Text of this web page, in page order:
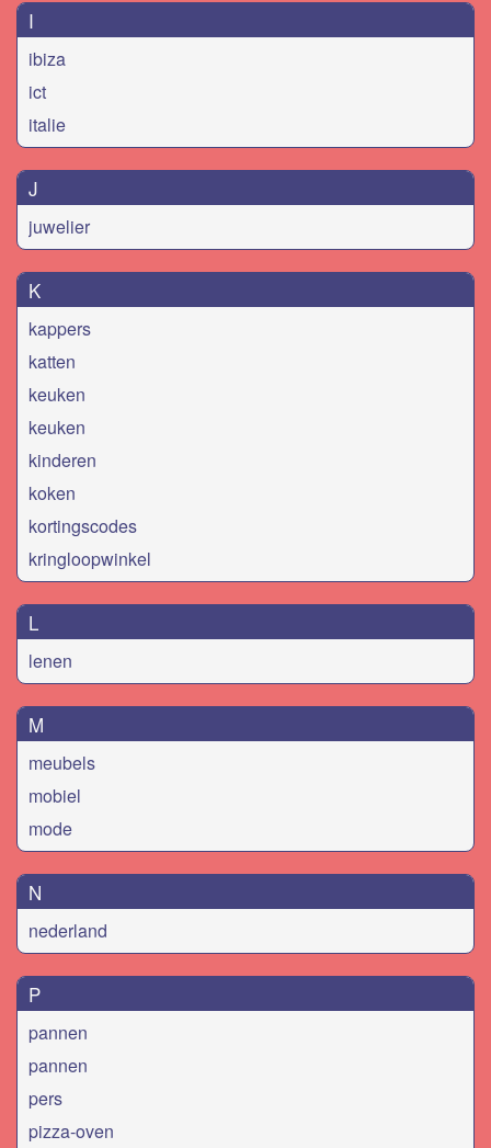
I
ibiza
ict
italie
J
juwelier
K
kappers
katten
keuken
keuken
kinderen
koken
kortingscodes
kringloopwinkel
L
lenen
M
meubels
mobiel
mode
N
nederland
P
pannen
pannen
pers
pizza-oven